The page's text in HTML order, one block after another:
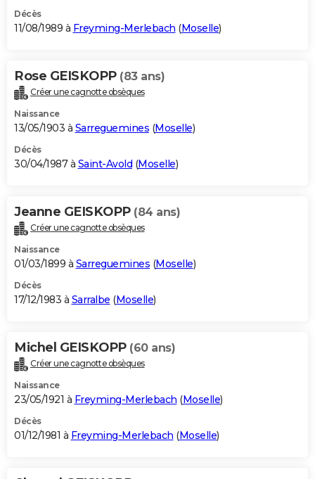
Décès
11/08/1989 à Freyming-Merlebach (Moselle)
Rose GEISKOPP (83 ans)
Créer une cagnotte obsèques
Naissance
13/05/1903 à Sarreguemines (Moselle)
Décès
30/04/1987 à Saint-Avold (Moselle)
Jeanne GEISKOPP (84 ans)
Créer une cagnotte obsèques
Naissance
01/03/1899 à Sarreguemines (Moselle)
Décès
17/12/1983 à Sarralbe (Moselle)
Michel GEISKOPP (60 ans)
Créer une cagnotte obsèques
Naissance
23/05/1921 à Freyming-Merlebach (Moselle)
Décès
01/12/1981 à Freyming-Merlebach (Moselle)